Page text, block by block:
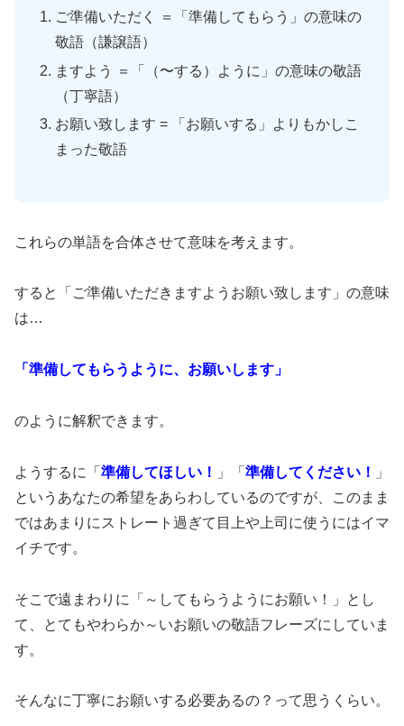
ご準備いただく ＝「準備してもらう」の意味の
敬語（謙譲語）
ますよう ＝「（〜する）ように」の意味の敬語
（丁寧語）
お願い致します = 「お願いする」よりもかしこ
まった敬語
これらの単語を合体させて意味を考えます。
すると「ご準備いただきますようお願い致します」の意味
は…
「準備してもらうように、お願いします」
のように解釈できます。
ようするに「 準備してほしい！ 」「 準備してください！
」
というあなたの希望をあらわしているのですが、このまま
ではあまりにストレート過ぎて目上や上司に使うにはイマ
イチです。
そこで遠まわりに「～してもらうようにお願い！」とし
て、とてもやわらか～いお願いの敬語フレーズにしていま
す。
そんなに丁寧にお願いする必要あるの？って思うくらい。